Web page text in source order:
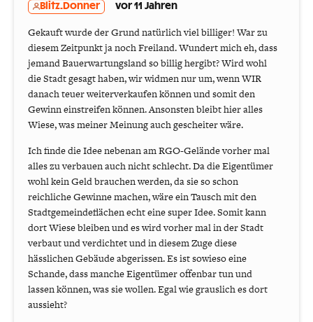
Blitz.Donner vor 11 Jahren
Gekauft wurde der Grund natürlich viel billiger! War zu
diesem Zeitpunkt ja noch Freiland. Wundert mich eh, dass
jemand Bauerwartungsland so billig hergibt? Wird wohl
die Stadt gesagt haben, wir widmen nur um, wenn WIR
danach teuer weiterverkaufen können und somit den
Gewinn einstreifen können. Ansonsten bleibt hier alles
Wiese, was meiner Meinung auch gescheiter wäre.
Ich finde die Idee nebenan am RGO-Gelände vorher mal
alles zu verbauen auch nicht schlecht. Da die Eigentümer
wohl kein Geld brauchen werden, da sie so schon
reichliche Gewinne machen, wäre ein Tausch mit den
Stadtgemeindeflächen echt eine super Idee. Somit kann
dort Wiese bleiben und es wird vorher mal in der Stadt
verbaut und verdichtet und in diesem Zuge diese
hässlichen Gebäude abgerissen. Es ist sowieso eine
Schande, dass manche Eigentümer offenbar tun und
lassen können, was sie wollen. Egal wie grauslich es dort
aussieht?